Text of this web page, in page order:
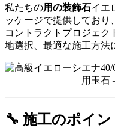
私たちの用の装飾石イエ
ッケージで提供しており
コントラクトプロジェク
地選択、最適な施工方法
用玉石
🔧 施工のポイン